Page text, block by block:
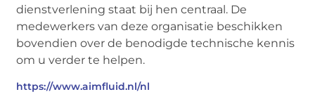
dienstverlening staat bij hen centraal. De
medewerkers van deze organisatie beschikken
bovendien over de benodigde technische kennis
om u verder te helpen.
https://www.aimfluid.nl/nl